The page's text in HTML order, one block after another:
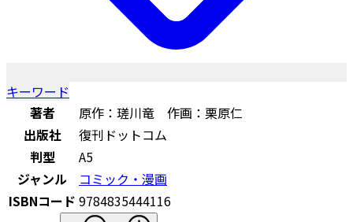
キーワード
著者
原作：瑳川竜 作画：栗原仁
出版社
復刊ドットコム
判型
A5
ジャンル
コミック・漫画
ISBNコード 9784835444116